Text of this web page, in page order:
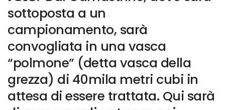
sottoposta a un
campionamento, sarà
convogliata in una vasca
“polmone” (detta vasca della
grezza) di 40mila metri cubi in
attesa di essere trattata. Qui sarà